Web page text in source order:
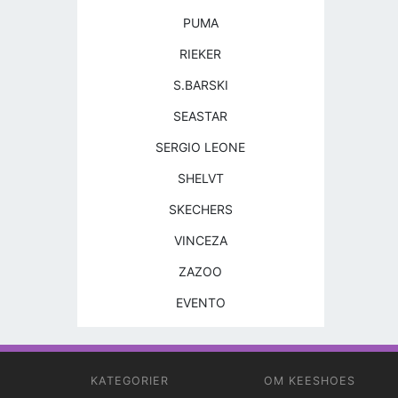
PUMA
RIEKER
S.BARSKI
SEASTAR
SERGIO LEONE
SHELVT
SKECHERS
VINCEZA
ZAZOO
EVENTO
KATEGORIER OM KEESHOES